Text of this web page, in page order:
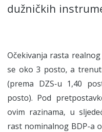
dužničkih
Očekivanja rasta
se oko 3 posto, a
(prema DZS-u 1,40
posto). Pod
ovim razinama, u
rast nominalnog BDP-a